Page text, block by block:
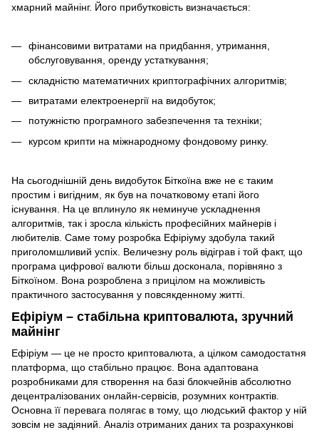
хмарний майнінг. Його прибутковість визначається:
фінансовими витратами на придбання, утримання,
обслуговування, оренду устаткування;
складністю математичних криптографічних алгоритмів;
витратами електроенергії на видобуток;
потужністю програмного забезпечення та техніки;
курсом крипти на міжнародному фондовому ринку.
На сьогоднішній день видобуток Біткоїна вже не є таким
простим і вигідним, як був на початковому етапі його
існування. На це вплинуло як неминуче ускладнення
алгоритмів, так і зросла кількість професійних майнерів і
любителів. Саме тому розробка Ефіріуму здобула такий
приголомшливий успіх. Величезну роль відіграв і той факт, що
програма цифрової валюти більш досконала, порівняно з
Біткоїном. Вона розроблена з прицілом на можливість
практичного застосування у повсякденному житті.
Ефіріум – стабільна криптовалюта, зручний
майнінг
Ефіріум — це не просто криптовалюта, а цілком самодостатня
платформа, що стабільно працює. Вона адаптована
розробниками для створення на базі блокчейнів абсолютно
децентралізованих онлайн-сервісів, розумних контрактів.
Основна її перевага полягає в тому, що людський фактор у ній
зовсім не задіяний. Аналіз отриманих даних та розрахункові